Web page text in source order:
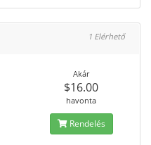
1 Elérhető
Akár
$16.00
havonta
Rendelés